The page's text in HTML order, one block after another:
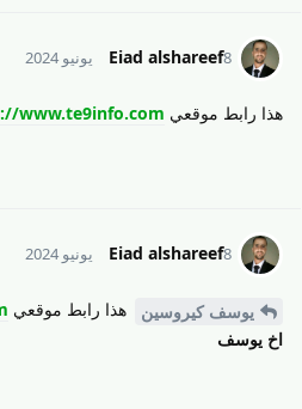
Eiad alshareef8 يونيو 2024
هذا رابط موقعي www.te9info.com/
Eiad alshareef8 يونيو 2024
يوسف كيروسين هذا رابط موقعي
اخ يوسف